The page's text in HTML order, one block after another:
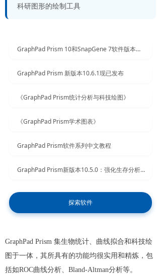
科研图形的绘制工具
GraphPad Prism 10和SnapGene 7软件版本更新：助力科研创新
GraphPad Prism 新版本10.6.1现已发布
《GraphPad Prism统计分析与科技绘图》
《GraphPad Prism学术图表》
GraphPad Prism软件系列中文教程
GraphPad Prism新版本10.5.0：强化生存分析与协作功能，新增对数正态检验
探索软件
GraphPad Prism 集生物统计、曲线拟合和科技绘
图于一体，其所具有的功能均很实用和精炼，包
括如ROC曲线分析、Bland-Altman分析等。